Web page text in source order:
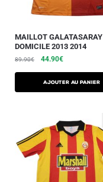
MAILLOT GALATASARAY
DOMICILE 2013 2014
89.90€ 44.90€
AJOUTER AU PANIER